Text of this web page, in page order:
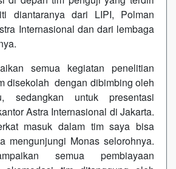
diantaranya dari LIPI, Polman
Internasional dan dari lembaga
semua kegiatan penelitian
disekolah dengan dibimbing oleh
sedangkan untuk presentasi
Astra Internasional di Jakarta.
masuk dalam tim saya bisa
mengunjungi Monas selorohnya.
semua pembiayaan